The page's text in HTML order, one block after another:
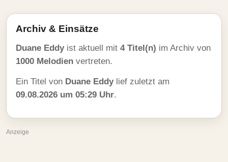
Archiv & Einsätze
Duane Eddyist aktuell mit 4 Titel(n) im Archiv von
1000 Melodien vertreten.
Ein Titel von Duane Eddylief zuletzt am
09.08.2026 um 05:29 Uhr.
Anzeige